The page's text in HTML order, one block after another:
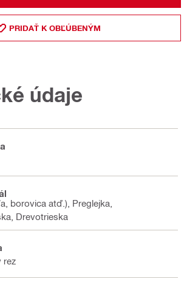
PRIDAŤ K OBĽÚBENÝM
údaje
borovica atď.), Preglejka,
Drevotrieska
rez